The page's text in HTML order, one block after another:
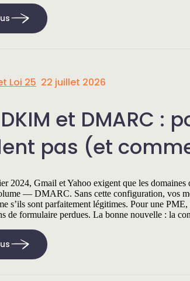
Loi 25 22 juillet 2026
DKIM et DMARC
pas (et
2024, Gmail et Yahoo exigent que les
— DMARC. Sans cette configuration, vos
s’ils sont parfaitement légitimes. Pour une
de formulaire perdues. La bonne nouvelle : la